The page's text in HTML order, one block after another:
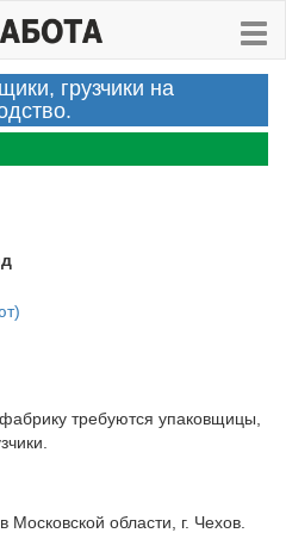
грузчики на
требуются упаковщицы,
области, г. Чехов.